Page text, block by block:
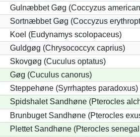
Gulnæbbet Gøg (Coccyzus
Sortnæbbet Gøg (Coccyzus
Koel (Eudynamys scolopaceus)
Guldgøg (Chrysococcyx caprius)
Skovgøg (Cuculus optatus)
Gøg (Cuculus canorus)
Steppehøne (Syrrhaptes paradoxus)
Spidshalet Sandhøne (Pterocles
Brunbuget Sandhøne (Pterocles
Plettet Sandhøne (Pterocles